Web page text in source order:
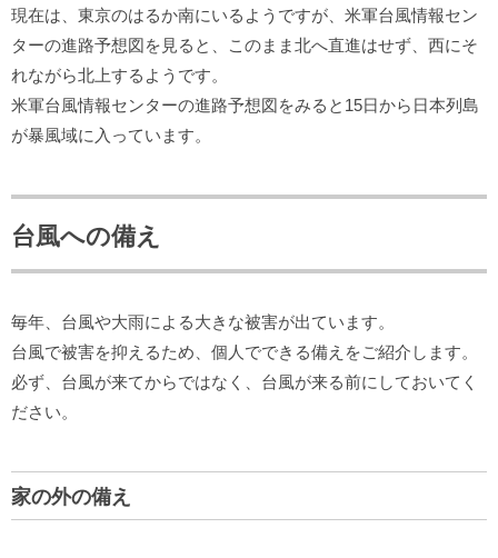
現在は、東京のはるか南にいるようですが、米軍台風情報セン
ターの進路予想図を見ると、このまま北へ直進はせず、西にそ
れながら北上するようです。
米軍台風情報センターの進路予想図をみると15日から日本列島
が暴風域に入っています。
台風への備え
毎年、台風や大雨による大きな被害が出ています。
台風で被害を抑えるため、個人でできる備えをご紹介します。
必ず、台風が来てからではなく、台風が来る前にしておいてく
ださい。
家の外の備え